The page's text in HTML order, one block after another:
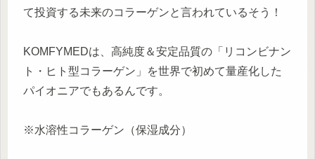
て投資する未来のコラーゲンと言われているそう！
KOMFYMEDは、高純度＆安定品質の「リコンビナン
ト・ヒト型コラーゲン」を世界で初めて量産化した
パイオニアでもあるんです。
※水溶性コラーゲン（保湿成分）